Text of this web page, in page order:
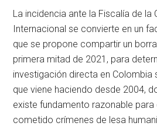
La incidencia ante la Fiscalía de la
Internacional se convierte en un
que se propone compartir un
primera mitad de 2021, para
investigación directa en Colombia
que viene haciendo desde 2004,
existe fundamento razonable para
cometido crímenes de lesa